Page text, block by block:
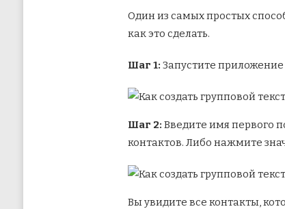
Один из самых простых
как это сделать.
Шаг 1: Запустите
Шаг 2: Введите имя первого
контактов. Либо нажмите
Вы увидите все контакты,